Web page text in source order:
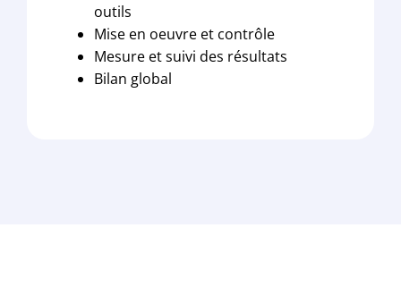
outils
Mise en oeuvre et contrôle
Mesure et suivi des résultats
Bilan global